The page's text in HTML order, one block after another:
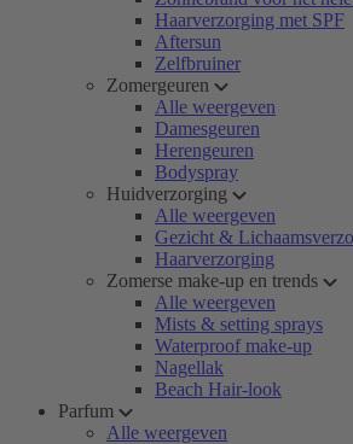
Haarverzorging met SPF
Aftersun
Zelfbruiner
Zomergeuren
Alle weergeven
Damesgeuren
Herengeuren
Bodyspray
Huidverzorging
Alle weergeven
Gezicht &
Haarverzorging
Zomerse make-up en trends
Alle weergeven
Mists & setting sprays
Waterproof make-up
Nagellak
Beach Hair-look
Parfum
Alle weergeven